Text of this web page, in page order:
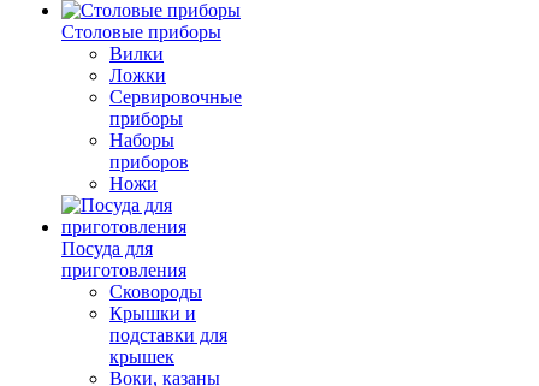
Столовые приборы
Вилки
Ложки
Сервировочные
приборы
Наборы
приборов
Ножи
Посуда для
приготовления
Сковороды
Крышки и
подставки для
крышек
Воки, казаны